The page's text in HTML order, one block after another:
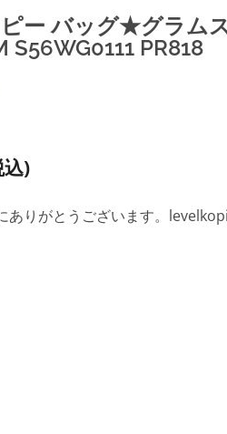
ー バッグ★グラム
S56WG0111 PR818
)
ありがとうございます。